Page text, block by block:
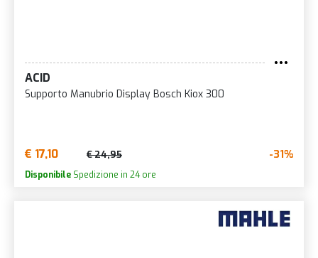
ACID
Supporto Manubrio Display Bosch Kiox 300
€ 17,10 € 24,95 -31%
Disponibile Spedizione in 24 ore